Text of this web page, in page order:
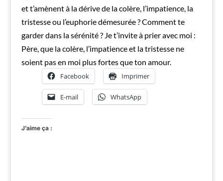
et t’amènent à la dérive de la colère, l’impatience, la
tristesse ou l’euphorie démesurée ? Comment te
garder dans la sérénité ? Je t’invite à prier avec moi :
Père, que la colère, l’impatience et la tristesse ne
soient pas en moi plus fortes que ton amour.
Facebook Imprimer
E-mail WhatsApp
J’aime ça :